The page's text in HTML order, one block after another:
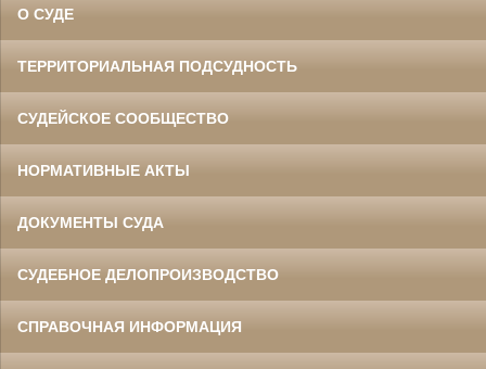
О СУДЕ
ТЕРРИТОРИАЛЬНАЯ ПОДСУДНОСТЬ
СУДЕЙСКОЕ СООБЩЕСТВО
НОРМАТИВНЫЕ АКТЫ
ДОКУМЕНТЫ СУДА
СУДЕБНОЕ ДЕЛОПРОИЗВОДСТВО
СПРАВОЧНАЯ ИНФОРМАЦИЯ